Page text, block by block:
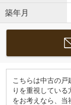
築年月
こちらは中古の戸
りを重視している
をお考えなら、当